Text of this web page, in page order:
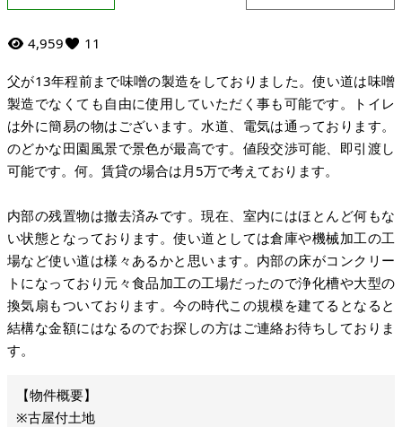
4,959 11
父が13年程前まで味噌の製造をしておりました。使い道は味噌
製造でなくても自由に使用していただく事も可能です。トイレ
は外に簡易の物はございます。水道、電気は通っております。
のどかな田園風景で景色が最高です。値段交渉可能、即引渡し
可能です。何。賃貸の場合は月5万で考えております。
内部の残置物は撤去済みです。現在、室内にはほとんど何もな
い状態となっております。使い道としては倉庫や機械加工の工
場など使い道は様々あるかと思います。内部の床がコンクリー
トになっており元々食品加工の工場だったので浄化槽や大型の
換気扇もついております。今の時代この規模を建てるとなると
結構な金額にはなるのでお探しの方はご連絡お待ちしておりま
す。
※古屋付土地